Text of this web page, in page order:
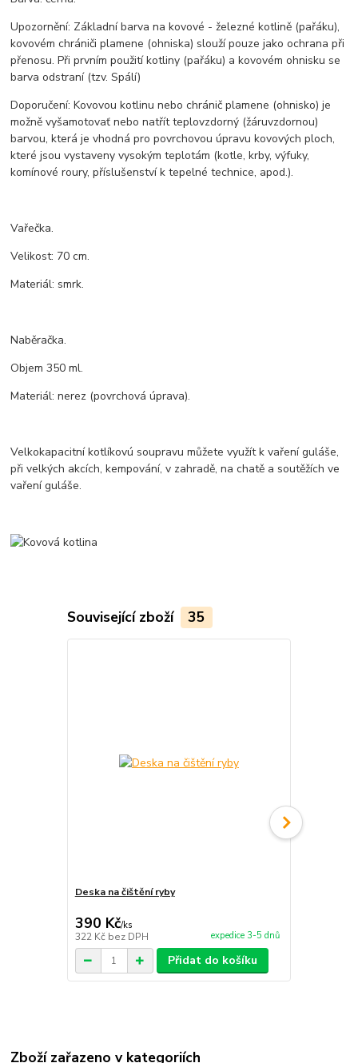
Upozornění: Základní barva na kovové - železné kotlině (pařáku),
kovovém chrániči plamene (ohniska) slouží pouze jako ochrana při
přenosu. Při prvním použití kotliny (pařáku) a kovovém ohnisku se
barva odstraní (tzv. Spálí)
Doporučení: Kovovou kotlinu nebo chránič plamene (ohnisko) je
možně vyšamotovať nebo natřít teplovzdorný (žáruvzdornou)
barvou, která je vhodná pro povrchovou úpravu kovových ploch,
které jsou vystaveny vysokým teplotám (kotle, krby, výfuky,
komínové roury, příslušenství k tepelné technice, apod.).
Vařečka.
Velikost: 70 cm.
Materiál: smrk.
Naběračka.
Objem 350 ml.
Materiál: nerez (povrchová úprava).
Velkokapacitní kotlíkovú soupravu můžete využít k vaření guláše,
při velkých akcích, kempování, v zahradě, na chatě a soutěžích ve
vaření guláše.
Související zboží 35
Deska na čištění ryby
390 Kč/ks
322 Kč bez DPH expedice 3-5 dnů
Přidat do košíku
Zboží zařazeno v kategoriích